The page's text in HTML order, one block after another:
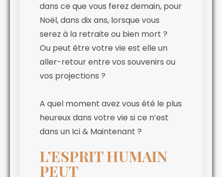
dans ce que vous ferez demain, pour
Noël, dans dix ans, lorsque vous
serez à la retraite ou bien mort ?
Ou peut être votre vie est elle un
aller-retour entre vos souvenirs ou
vos projections ?
A quel moment avez vous été le plus
heureux dans votre vie si ce n’est
dans un Ici & Maintenant ?
L’ESPRIT HUMAIN
PEUT